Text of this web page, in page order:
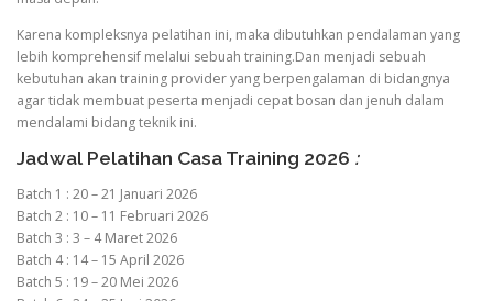
Karena kompleksnya pelatihan ini, maka dibutuhkan pendalaman yang
lebih komprehensif melalui sebuah training.Dan menjadi sebuah
kebutuhan akan training provider yang berpengalaman di bidangnya
agar tidak membuat peserta menjadi cepat bosan dan jenuh dalam
mendalami bidang teknik ini.
Jadwal Pelatihan Casa Training 2026 :
Batch 1 : 20 – 21 Januari 2026
Batch 2 : 10 – 11 Februari 2026
Batch 3 : 3 – 4 Maret 2026
Batch 4 : 14 – 15 April 2026
Batch 5 : 19 – 20 Mei 2026